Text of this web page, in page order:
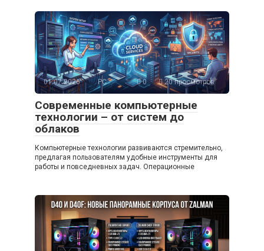
01.07.2026 PC 0 20 просмотров
Современные компьютерные
технологии – от систем до
облаков
Компьютерные технологии развиваются стремительно,
предлагая пользователям удобные инструменты для
работы и повседневных задач. Операционные